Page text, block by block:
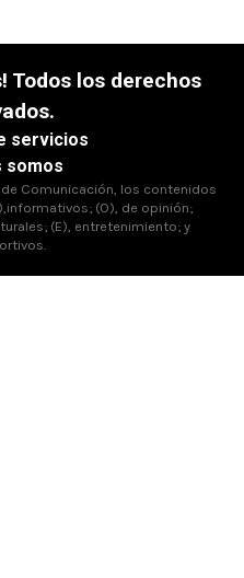
Todos los derechos
servicios
somos
de Comunicación, los contenidos
(O), de opinión;
(E), entretenimiento; y